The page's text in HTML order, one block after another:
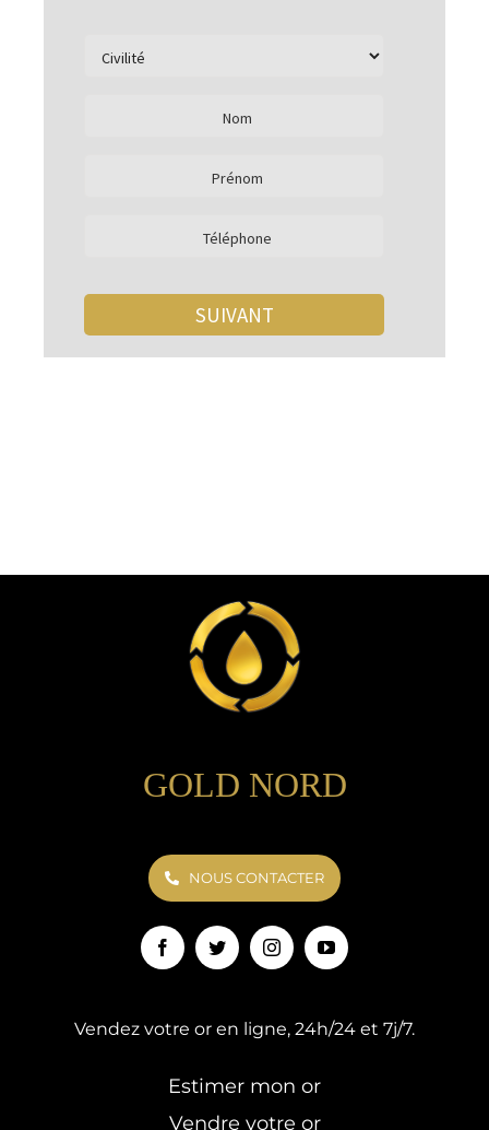
GOLD NORD
NOUS CONTACTER
Vendez votre or en ligne, 24h/24 et 7j/7.
Estimer mon or
Vendre votre or